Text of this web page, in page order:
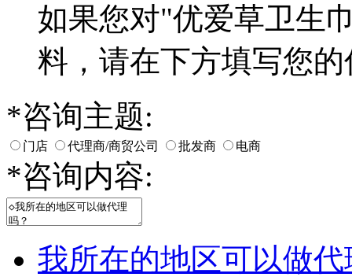
如果您对"优爱草卫生
料，请在下方填写您
*咨询主题:
门店 代理商/商贸公司 批发商 电商
*咨询内容:
我所在的地区可以做